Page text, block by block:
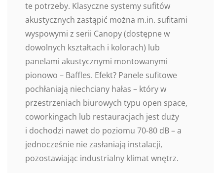
te potrzeby. Klasyczne systemy sufitów
akustycznych zastąpić można m.in. sufitami
wyspowymi z serii Canopy (dostępne w
dowolnych kształtach i kolorach) lub
panelami akustycznymi montowanymi
pionowo – Baffles. Efekt? Panele sufitowe
pochłaniają niechciany hałas – który w
przestrzeniach biurowych typu open space,
coworkingach lub restauracjach jest duży
i dochodzi nawet do poziomu 70-80 dB – a
jednocześnie nie zasłaniają instalacji,
pozostawiając industrialny klimat wnętrz.